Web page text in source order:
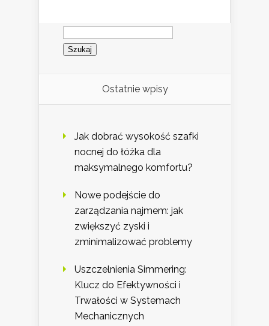
Szukaj:
Ostatnie wpisy
Jak dobrać wysokość szafki
nocnej do łóżka dla
maksymalnego komfortu?
Nowe podejście do
zarządzania najmem: jak
zwiększyć zyski i
zminimalizować problemy
Uszczelnienia Simmering:
Klucz do Efektywności i
Trwałości w Systemach
Mechanicznych